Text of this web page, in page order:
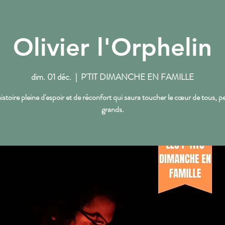
NOS RENDEZ-VOUS L'ACTU DU PTT
Olivier l'Orphelin
dim. 01 déc.
  |
P'TIT DIMANCHE EN FAMILLE
pleine d'espoir et de réconfort qui saura toucher le cœur de tous,
grands.